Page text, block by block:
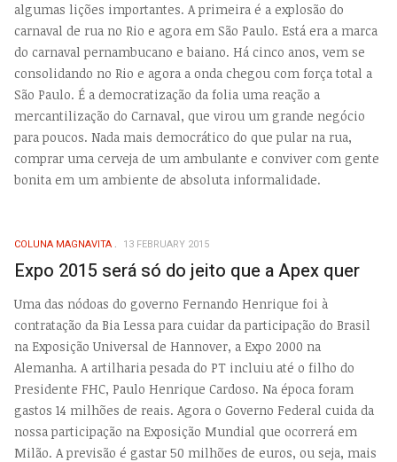
algumas lições importantes. A primeira é a explosão do
carnaval de rua no Rio e agora em São Paulo. Está era a marca
do carnaval pernambucano e baiano. Há cinco anos, vem se
consolidando no Rio e agora a onda chegou com força total a
São Paulo. É a democratização da folia uma reação a
mercantilização do Carnaval, que virou um grande negócio
para poucos. Nada mais democrático do que pular na rua,
comprar uma cerveja de um ambulante e conviver com gente
bonita em um ambiente de absoluta informalidade.
COLUNA MAGNAVITA 13 FEBRUARY 2015
Expo 2015 será só do jeito que a Apex quer
Uma das nódoas do governo Fernando Henrique foi à
contratação da Bia Lessa para cuidar da participação do Brasil
na Exposição Universal de Hannover, a Expo 2000 na
Alemanha. A artilharia pesada do PT incluiu até o filho do
Presidente FHC, Paulo Henrique Cardoso. Na época foram
gastos 14 milhões de reais. Agora o Governo Federal cuida da
nossa participação na Exposição Mundial que ocorrerá em
Milão. A previsão é gastar 50 milhões de euros, ou seja, mais